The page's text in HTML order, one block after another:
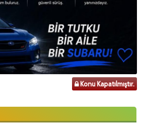
Konu Kapatılmıştır.